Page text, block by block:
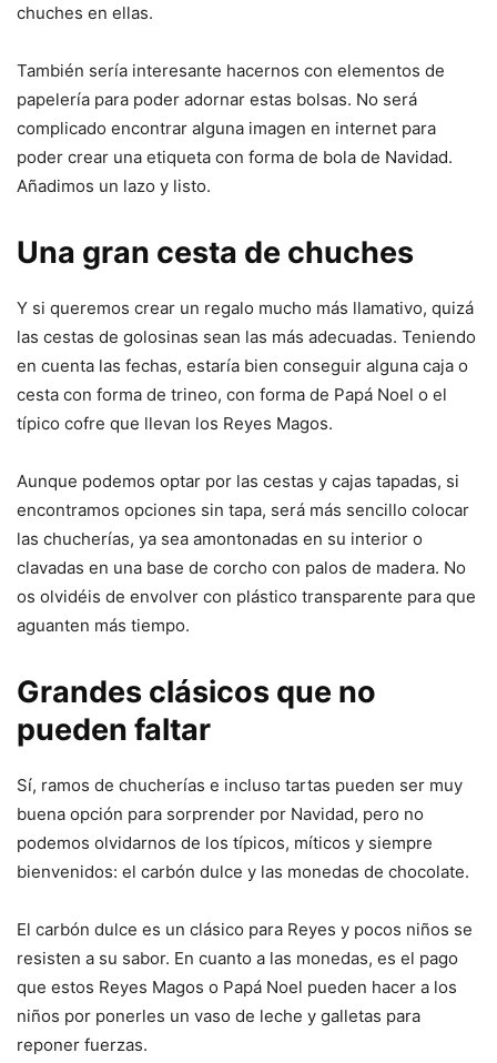
chuches en ellas.
También sería interesante hacernos con elementos de
papelería para poder adornar estas bolsas. No será
complicado encontrar alguna imagen en internet para
poder crear una etiqueta con forma de bola de Navidad.
Añadimos un lazo y listo.
Una gran cesta de chuches
Y si queremos crear un regalo mucho más llamativo, quizá
las cestas de golosinas sean las más adecuadas. Teniendo
en cuenta las fechas, estaría bien conseguir alguna caja o
cesta con forma de trineo, con forma de Papá Noel o el
típico cofre que llevan los Reyes Magos.
Aunque podemos optar por las cestas y cajas tapadas, si
encontramos opciones sin tapa, será más sencillo colocar
las chucherías, ya sea amontonadas en su interior o
clavadas en una base de corcho con palos de madera. No
os olvidéis de envolver con plástico transparente para que
aguanten más tiempo.
Grandes clásicos que no
pueden faltar
Sí, ramos de chucherías e incluso tartas pueden ser muy
buena opción para sorprender por Navidad, pero no
podemos olvidarnos de los típicos, míticos y siempre
bienvenidos: el carbón dulce y las monedas de chocolate.
El carbón dulce es un clásico para Reyes y pocos niños se
resisten a su sabor. En cuanto a las monedas, es el pago
que estos Reyes Magos o Papá Noel pueden hacer a los
niños por ponerles un vaso de leche y galletas para
reponer fuerzas.